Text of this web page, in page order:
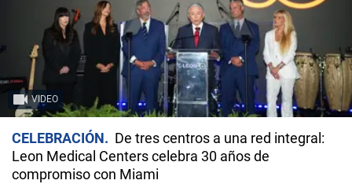
VIDEO
CELEBRACIÓN
De tres centros a una red integral:
Leon Medical Centers celebra 30 años de
compromiso con Miami